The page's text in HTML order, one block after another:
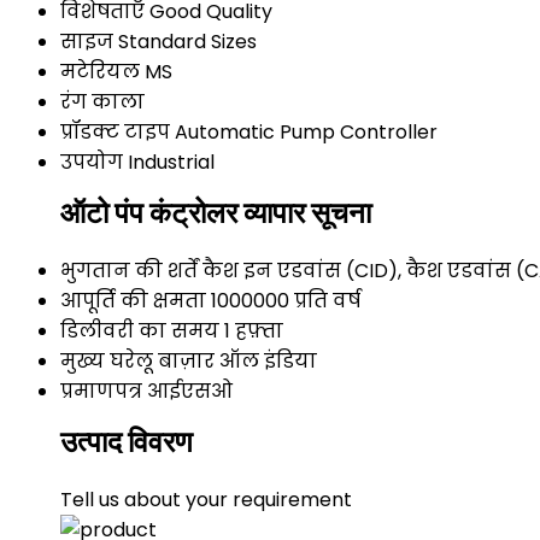
विशेषताएँGood Quality
साइजStandard Sizes
मटेरियल MS
रंगकाला
प्रॉडक्ट टाइपAutomatic Pump Controller
उपयोग Industrial
ऑटो पंप कंट्रोलर व्यापार सूचना
भुगतान की शर्तेंकैश इन एडवांस (CID), कैश एडवांस
आपूर्ति की क्षमता1000000 प्रति वर्ष
डिलीवरी का समय1 हफ़्ता
मुख्य घरेलू बाज़ार ऑल इंडिया
प्रमाणपत्र आईएसओ
उत्पाद विवरण
Tell us about your requirement